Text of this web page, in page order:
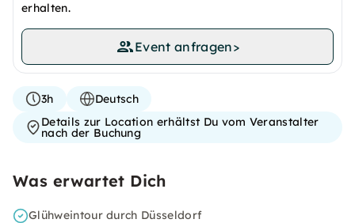
erhalten.
Event anfragen>
3h
Deutsch
Details zur Location erhältst Du vom Veranstalter
nach der Buchung
Was erwartet Dich
Glühweintour durch Düsseldorf